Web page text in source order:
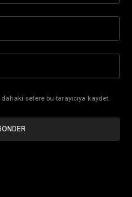
sefere bu tarayıcıya kaydet.